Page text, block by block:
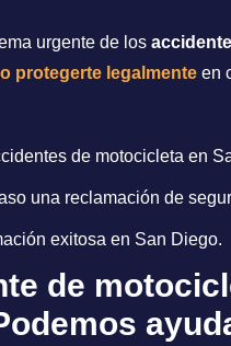
urgente de los
protegerte legalmente en
de motocicleta en
una reclamación de
exitosa en San Diego.
de